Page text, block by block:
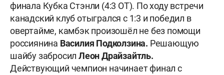
финала Кубка Стэнли (4:3 OT). По ходу встречи
канадский клуб отыгрался с 1:3 и победил в
овертайме, камбэк произошёл не без помощи
россиянина Василия Подколзина. Решающую
шайбу забросил Леон Драйзайтль.
Действующий чемпион начинает финал с